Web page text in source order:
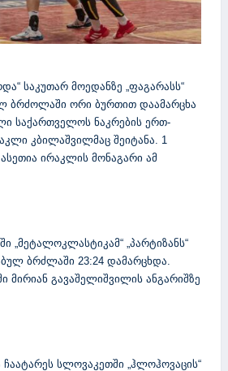
საკუთარ მოედანზე „ფაგარასს“
ბრძოლაში ორი ბურთით დაამარცხა
საქართველოს ნაკრების ერთ-
კბილაშვილმაც შეიტანა. 1
ირაკლის მონაგარი ამ
„მეტალოკლასტიკამ“ „პარტიზანს“
ბრძლაში 23:24 დამარცხდა.
მირიან გავაშელიშვილის ანგარიშზე
ჩაატარეს სლოვაკეთში „ჰლოჰოვაცის“